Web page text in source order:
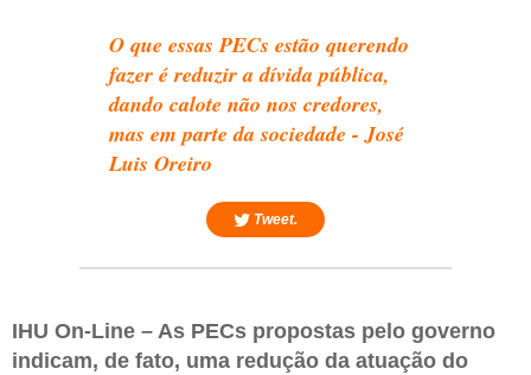
O que essas PECs estão querendo
fazer é reduzir a dívida pública,
dando calote não nos credores,
mas em parte da sociedade - José
Luis Oreiro
Tweet.
IHU On-Line – As PECs propostas pelo governo
indicam, de fato, uma redução da atuação do